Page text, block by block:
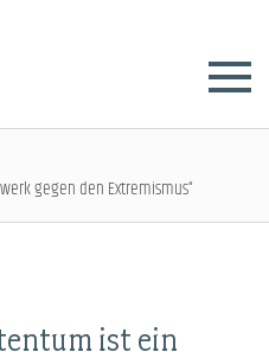
gegen den Extremismus“
ist ein